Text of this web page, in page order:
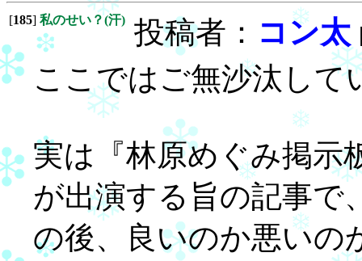
[185] 私のせい？(汗) 投稿者： コン太
ここではご無沙汰して
実は『林原めぐみ掲示
が出演する旨の記事で
の後、良いのか悪いの